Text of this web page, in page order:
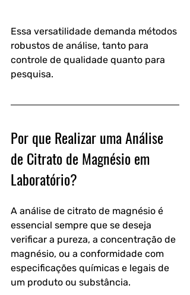
Essa versatilidade demanda métodos
robustos de análise, tanto para
controle de qualidade quanto para
pesquisa.
Por que Realizar uma Análise
de Citrato de Magnésio em
Laboratório?
A análise de citrato de magnésio é
essencial sempre que se deseja
verificar a pureza, a concentração de
magnésio, ou a conformidade com
especificações químicas e legais de
um produto ou substância.